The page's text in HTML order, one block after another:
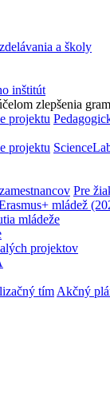
a školy
inštitút
zlepšenia
projektu
projektu
Pre
mládež
mládeže
projektov
tím Akčný